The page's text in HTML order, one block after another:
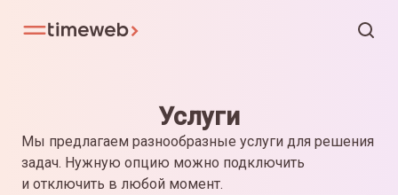
Услуги
Мы предлагаем разнообразные услуги для решения
задач. Нужную опцию можно подключить
и отключить в любой момент.